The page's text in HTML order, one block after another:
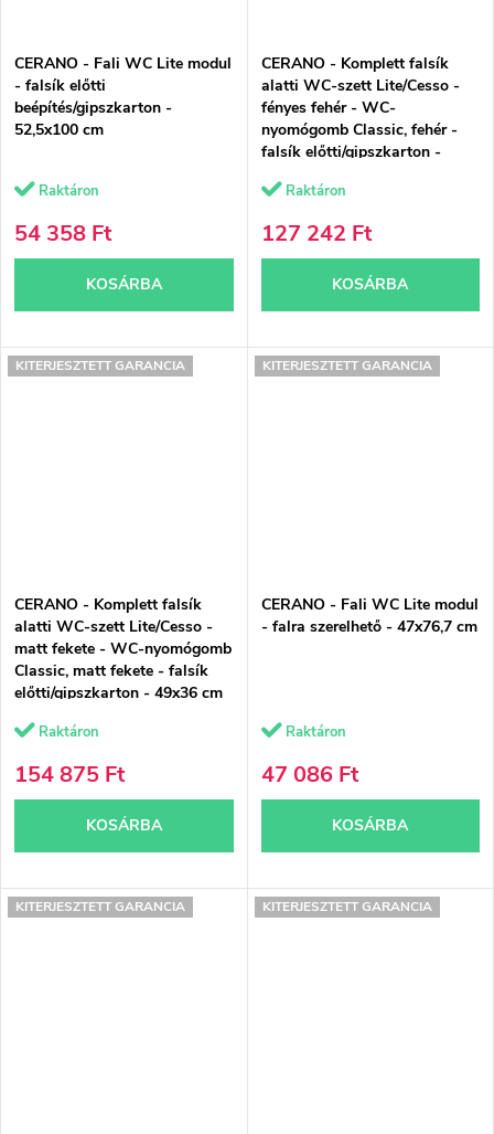
CERANO - Fali WC Lite modul
- falsík előtti
beépítés/gipszkarton -
52,5x100 cm
Raktáron
54 358 Ft
KOSÁRBA
CERANO - Komplett falsík
alatti WC-szett Lite/Cesso -
fényes fehér - WC-
nyomógomb Classic, fehér -
falsík előtti/gipszkarton -
Raktáron
127 242 Ft
KOSÁRBA
KITERJESZTETT GARANCIA
CERANO - Komplett falsík
alatti WC-szett Lite/Cesso -
matt fekete - WC-nyomógomb
Classic, matt fekete - falsík
előtti/gipszkarton - 49x36 cm
Raktáron
154 875 Ft
KOSÁRBA
KITERJESZTETT GARANCIA
CERANO - Fali WC Lite modul
- falra szerelhető - 47x76,7 cm
Raktáron
47 086 Ft
KOSÁRBA
KITERJESZTETT GARANCIA KITERJESZTETT GARANCIA